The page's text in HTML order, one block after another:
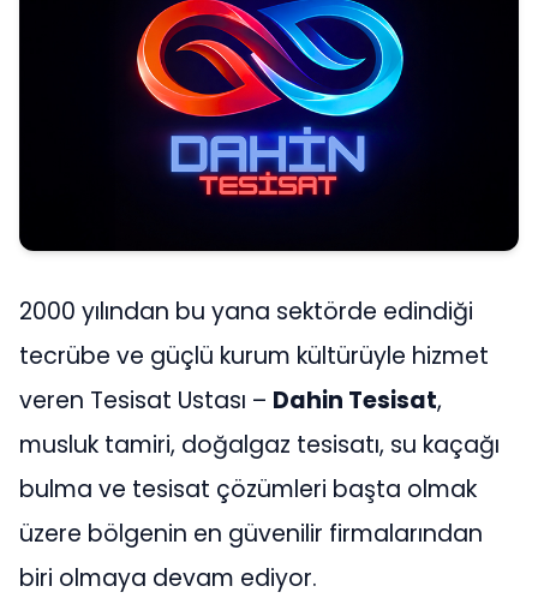
2000 yılından bu yana sektörde edindiği
tecrübe ve güçlü kurum kültürüyle hizmet
veren Tesisat Ustası – Dahin Tesisat,
musluk tamiri, doğalgaz tesisatı, su kaçağı
bulma ve tesisat çözümleri başta olmak
üzere bölgenin en güvenilir firmalarından
biri olmaya devam ediyor.